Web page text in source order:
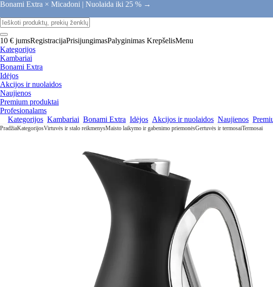
Bonami Extra × Micadoni | Nuolaida iki 25 % →
10 € jumsRegistracijaPrisijungimasPalyginimas KrepšelisMenu
Kategorijos
Kambariai
Bonami Extra
Idėjos
Akcijos ir nuolaidos
Naujienos
Premium produktai
Profesionalams
Kategorijos Kambariai Bonami Extra Idėjos Akcijos ir nuolaidos Naujienos
PradžiaKategorijosVirtuvės ir stalo reikmenysMaisto laikymo ir gabenimo priemonėsGertuvės ir termosaiTermosai